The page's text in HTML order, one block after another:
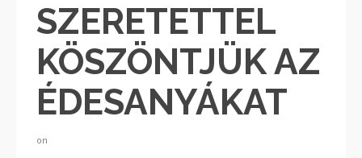
SZERETETTEL
KÖSZÖNTJÜK AZ
ÉDESANYÁKAT
on